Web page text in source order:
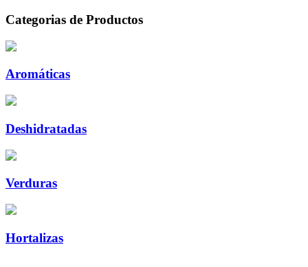
Categorias de Productos
Aromáticas
Deshidratadas
Verduras
Hortalizas